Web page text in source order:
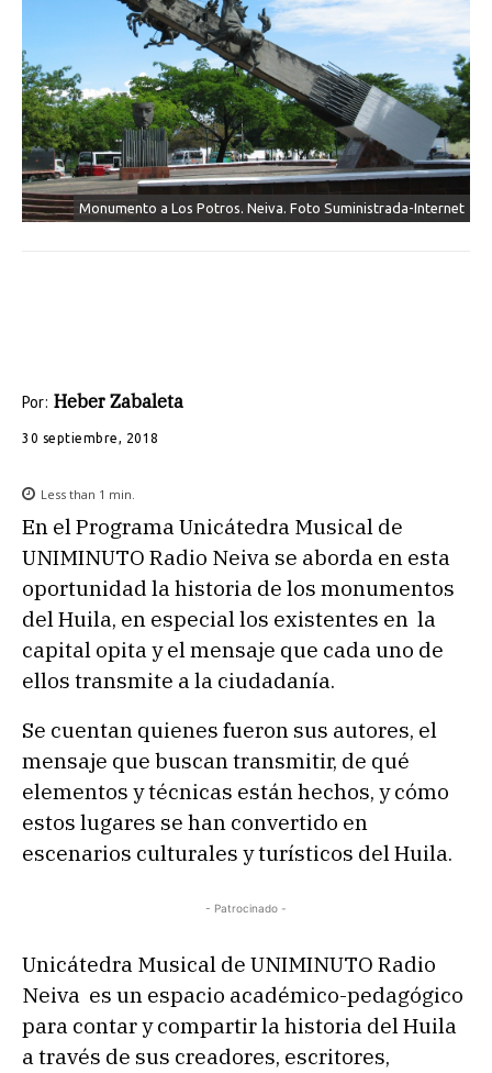
Monumento a Los Potros. Neiva. Foto Suministrada-Internet
Por: Heber Zabaleta
30 septiembre, 2018
Less than 1 min.
En el Programa Unicátedra Musical de
UNIMINUTO Radio Neiva se aborda en esta
oportunidad la historia de los monumentos
del Huila, en especial los existentes en la
capital opita y el mensaje que cada uno de
ellos transmite a la ciudadanía.
Se cuentan quienes fueron sus autores, el
mensaje que buscan transmitir, de qué
elementos y técnicas están hechos, y cómo
estos lugares se han convertido en
escenarios culturales y turísticos del Huila.
- Patrocinado -
Unicátedra Musical de UNIMINUTO Radio
Neiva es un espacio académico-pedagógico
para contar y compartir la historia del Huila
a través de sus creadores, escritores,